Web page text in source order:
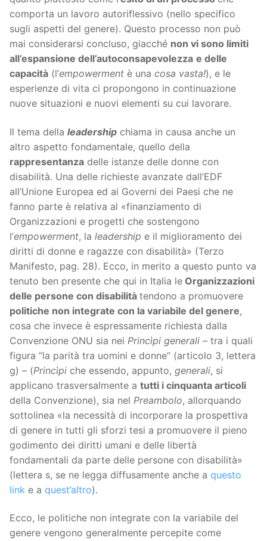
comporta un lavoro autoriflessivo (nello specifico
sugli aspetti del genere). Questo processo non può
mai considerarsi concluso, giacché non vi sono limiti
all’espansione dell’autoconsapevolezza e delle
capacità (l’empowerment è una cosa vasta!), e le
esperienze di vita ci propongono in continuazione
nuove situazioni e nuovi elementi su cui lavorare.
Il tema della leadership chiama in causa anche un
altro aspetto fondamentale, quello della
rappresentanza delle istanze delle donne con
disabilità. Una delle richieste avanzate dall’EDF
all’Unione Europea ed ai Governi dei Paesi che ne
fanno parte è relativa al «finanziamento di
Organizzazioni e progetti che sostengono
l’empowerment, la leadership e il miglioramento dei
diritti di donne e ragazze con disabilità» (Terzo
Manifesto, pag. 28). Ecco, in merito a questo punto va
tenuto ben presente che qui in Italia le Organizzazioni
delle persone con disabilità tendono a promuovere
politiche non integrate con la variabile del genere,
cosa che invece è espressamente richiesta dalla
Convenzione ONU sia nei Princìpi generali – tra i quali
figura “la parità tra uomini e donne” (articolo 3, lettera
g) – (Princìpi che essendo, appunto, generali, si
applicano trasversalmente a tutti i cinquanta articoli
della Convenzione), sia nel Preambolo, allorquando
sottolinea «la necessità di incorporare la prospettiva
di genere in tutti gli sforzi tesi a promuovere il pieno
godimento dei diritti umani e delle libertà
fondamentali da parte delle persone con disabilità»
(lettera s, se ne legga diffusamente anche a questo
link e a quest’altro).
Ecco, le politiche non integrate con la variabile del
genere vengono generalmente percepite come